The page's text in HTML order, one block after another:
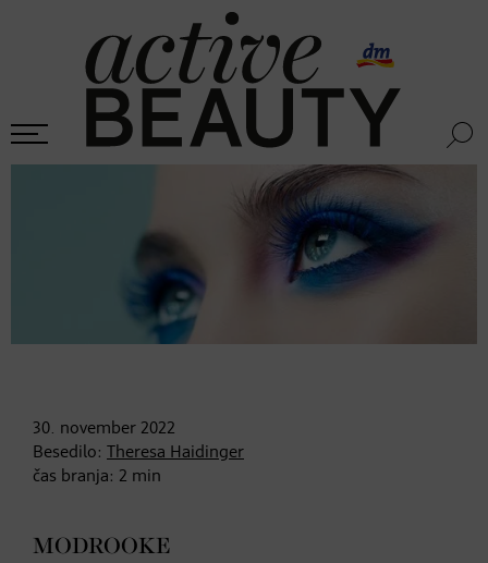
30. november 2022
Besedilo:
Theresa Haidinger
čas branja: 2 min
MODROOKE